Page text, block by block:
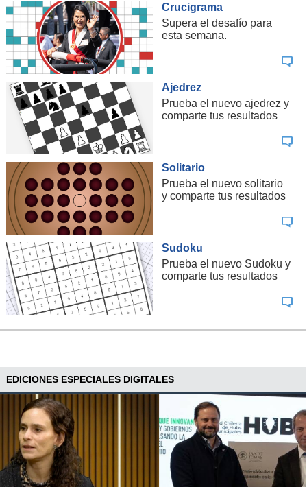
Crucigrama
Supera el desafío para
esta semana.
Ajedrez
Prueba el nuevo ajedrez y
comparte tus resultados
Solitario
Prueba el nuevo solitario
y comparte tus resultados
Sudoku
Prueba el nuevo Sudoku y
comparte tus resultados
EDICIONES ESPECIALES DIGITALES